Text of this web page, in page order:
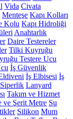
Vida Civata
Menteşe Kapı Kolları
Kolu Kapı Hidroliği
Anahtarlık
Daire Testereler
Tilki Kuyruğu
Testere Ucu
İş Güvenlik
İş Elbisesi İş
Siperlik Lanyard
Takım ve Hizmet
ve Şerit Metre Su
Silikon Mum